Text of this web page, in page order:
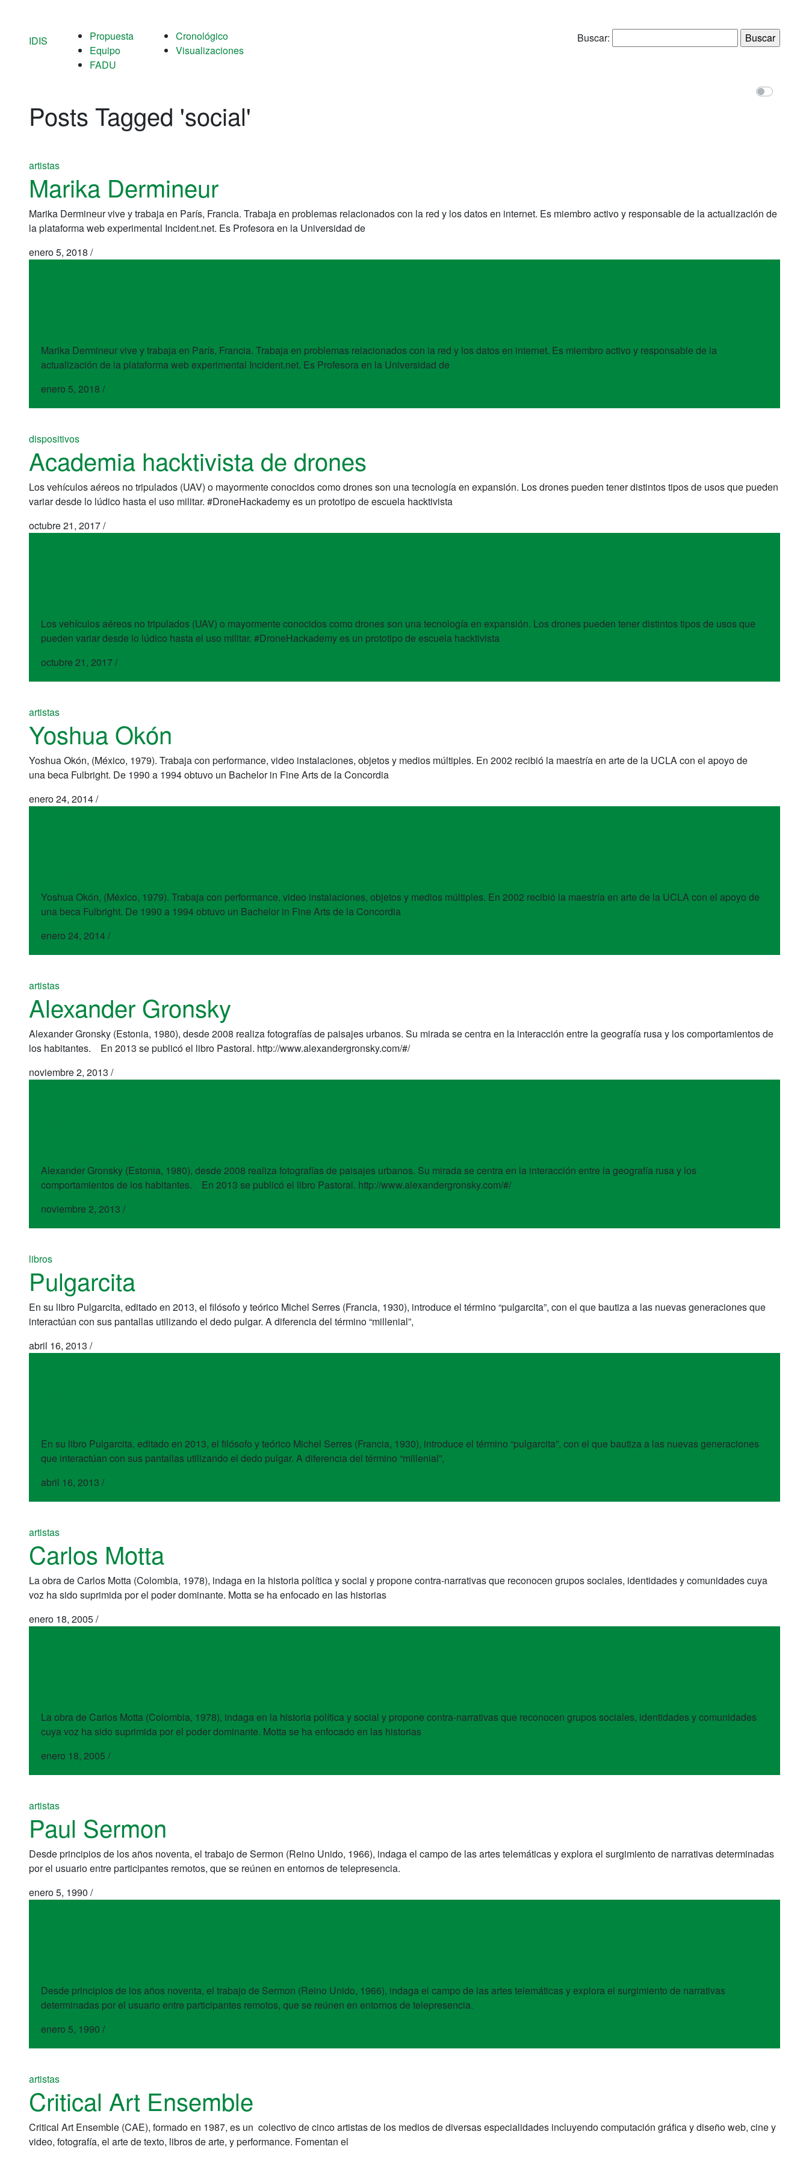
IDIS
Propuesta
Equipo
FADU
Cronológico
Visualizaciones
Buscar:
Posts Tagged 'social'
artistas
Marika Dermineur
Marika Dermineur vive y trabaja en París, Francia. Trabaja en problemas relacionados con la red y los datos en internet. Es miembro activo y responsable de la actualización de
la plataforma web experimental Incident.net. Es Profesora en la Universidad de
enero 5, 2018 /
Marika Dermineur vive y trabaja en París, Francia. Trabaja en problemas relacionados con la red y los datos en internet. Es miembro activo y responsable de la
actualización de la plataforma web experimental Incident.net. Es Profesora en la Universidad de
enero 5, 2018 /
dispositivos
Academia hacktivista de drones
Los vehículos aéreos no tripulados (UAV) o mayormente conocidos como drones son una tecnología en expansión. Los drones pueden tener distintos tipos de usos que pueden
variar desde lo lúdico hasta el uso militar. #DroneHackademy es un prototipo de escuela hacktivista
octubre 21, 2017/
Los vehículos aéreos no tripulados (UAV) o mayormente conocidos como drones son una tecnología en expansión. Los drones pueden tener distintos tipos de usos que
pueden variar desde lo lúdico hasta el uso militar. #DroneHackademy es un prototipo de escuela hacktivista
octubre 21, 2017/
artistas
Yoshua Okón
Yoshua Okón, (México, 1979). Trabaja con performance, video instalaciones, objetos y medios múltiples. En 2002 recibió la maestría en arte de la UCLA con el apoyo de
una beca Fulbright. De 1990 a 1994 obtuvo un Bachelor in Fine Arts de la Concordia
enero 24, 2014/
Yoshua Okón, (México, 1979). Trabaja con performance, video instalaciones, objetos y medios múltiples. En 2002 recibió la maestría en arte de la UCLA con el apoyo de
una beca Fulbright. De 1990 a 1994 obtuvo un Bachelor in Fine Arts de la Concordia
enero 24, 2014/
artistas
Alexander Gronsky
Alexander Gronsky (Estonia, 1980), desde 2008 realiza fotografías de paisajes urbanos. Su mirada se centra en la interacción entre la geografía rusa y los comportamientos de
los habitantes. En 2013 se publicó el libro Pastoral. http://www.alexandergronsky.com/#/
noviembre 2, 2013 /
Alexander Gronsky (Estonia, 1980), desde 2008 realiza fotografías de paisajes urbanos. Su mirada se centra en la interacción entre la geografía rusa y los
comportamientos de los habitantes. En 2013 se publicó el libro Pastoral. http://www.alexandergronsky.com/#/
noviembre 2, 2013 /
libros
Pulgarcita
En su libro Pulgarcita, editado en 2013, el filósofo y teórico Michel Serres (Francia, 1930), introduce el término “pulgarcita”, con el que bautiza a las nuevas generaciones que
interactúan con sus pantallas utilizando el dedo pulgar. A diferencia del término “millenial”,
abril 16, 2013 /
En su libro Pulgarcita, editado en 2013, el filósofo y teórico Michel Serres (Francia, 1930), introduce el término “pulgarcita”, con el que bautiza a las nuevas generaciones
que interactúan con sus pantallas utilizando el dedo pulgar. A diferencia del término “millenial”,
abril 16, 2013 /
artistas
Carlos Motta
La obra de Carlos Motta (Colombia, 1978), indaga en la historia política y social y propone contra-narrativas que reconocen grupos sociales, identidades y comunidades cuya
voz ha sido suprimida por el poder dominante. Motta se ha enfocado en las historias
enero 18, 2005/
La obra de Carlos Motta (Colombia, 1978), indaga en la historia política y social y propone contra-narrativas que reconocen grupos sociales, identidades y comunidades
cuya voz ha sido suprimida por el poder dominante. Motta se ha enfocado en las historias
enero 18, 2005 /
artistas
Paul Sermon
Desde principios de los años noventa, el trabajo de Sermon (Reino Unido, 1966), indaga el campo de las artes telemáticas y explora el surgimiento de narrativas determinadas
por el usuario entre participantes remotos, que se reúnen en entornos de telepresencia.
enero 5, 1990 /
Desde principios de los años noventa, el trabajo de Sermon (Reino Unido, 1966), indaga el campo de las artes telemáticas y explora el surgimiento de narrativas
determinadas por el usuario entre participantes remotos, que se reúnen en entornos de telepresencia.
enero 5, 1990 /
artistas
Critical Art Ensemble
Critical Art Ensemble (CAE), formado en 1987, es un colectivo de cinco artistas de los medios de diversas especialidades incluyendo computación gráfica y diseño web, cine y
video, fotografía, el arte de texto, libros de arte, y performance. Fomentan el